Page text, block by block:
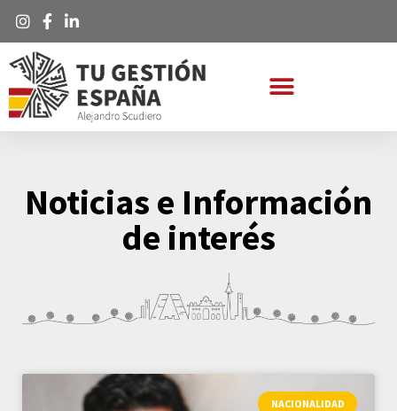
Noticias e Información
de interés
NACIONALIDAD